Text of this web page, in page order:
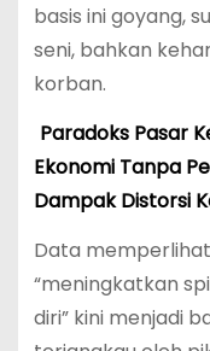
basis ini goyang,
seni, bahkan
korban.
Paradoks Pasar
Ekonomi Tanpa
Dampak Distorsi
Data
“meningkatkan
diri” kini menjadi